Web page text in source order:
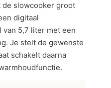
de slowcooker groot
digitaal
van 5,7 liter met een
Je stelt de gewenste
schakelt daarna